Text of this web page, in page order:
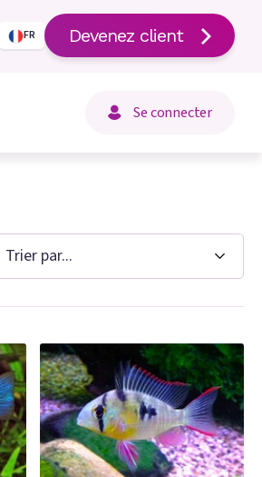
FR Devenez client
Se connecter